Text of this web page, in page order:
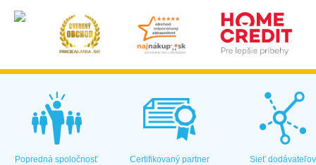
Popredná spoločnosť Certifikovaný partner Sieť dodávateľov